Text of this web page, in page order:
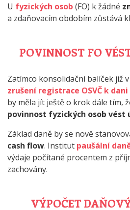
U fyzických osob (FO) k žádné
a zdaňovacím obdobím zůstává
POVINNOST FO
Zatímco konsolidační balíček již
zrušení registrace OSVČ k
by měla jít ještě o krok dále tím,
povinnost fyzických osob vést
Základ daně by se nově
cash flow. Institut paušální
výdaje počítané procentem z
zachovány.
VÝPOČET